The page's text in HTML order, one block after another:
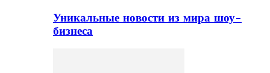
Уникальные новости из мира шоу-
бизнеса